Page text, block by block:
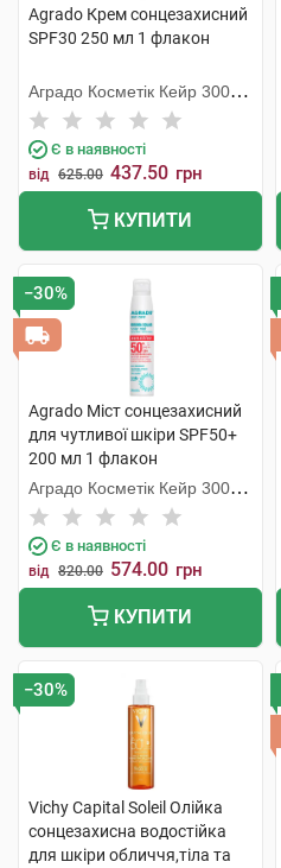
Agrado Крем сонцезахисний
SPF30 250 мл 1 флакон
Аградо Косметік Кейр 3000
С.Л.У.
Є в наявності
від 625.00 437.50 грн
КУПИТИ
−30%
Agrado Міст сонцезахисний
для чутливої шкіри SPF50+
200 мл 1 флакон
Аградо Косметік Кейр 3000
С.Л.У.
Є в наявності
від 820.00 574.00 грн
КУПИТИ
−30%
Vichy Capital Soleil Олійка
сонцезахисна водостійка
для шкіри обличчя,тіла та